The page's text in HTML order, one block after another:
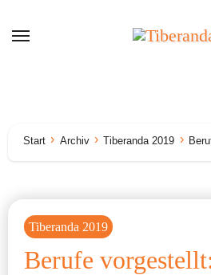
Inhalt
Start Archiv Tiberanda 2019
Tiberanda 2019
Berufe